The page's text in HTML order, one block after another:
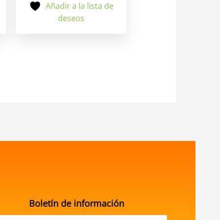
Añadir a la lista de
deseos
Boletín de información